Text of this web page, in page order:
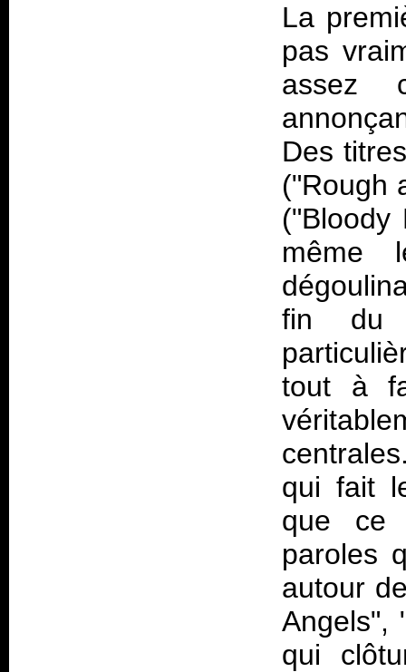
La
pas
assez
Des
("Rough
("Bloody
même
fin du
tout à
qui fait
que ce
paroles
autour
Angels",
qui